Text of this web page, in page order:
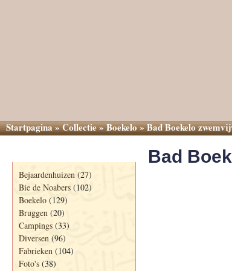
Startpagina»Collectie»Boekelo»Bad Boekelo
Bejaardenhuizen (27)
Bie de Noabers (102)
Boekelo (129)
Bruggen (20)
Campings (33)
Diversen (96)
Fabrieken (104)
Foto's (38)
Bad